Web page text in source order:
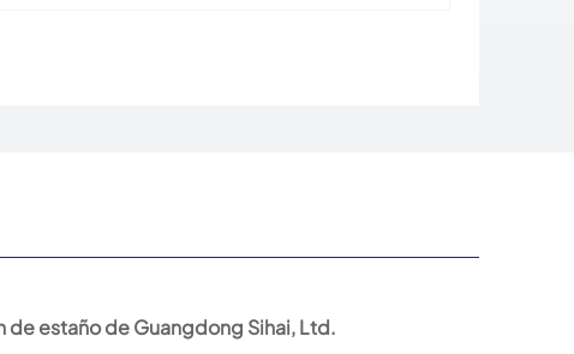
estaño de Guangdong Sihai, Ltd.